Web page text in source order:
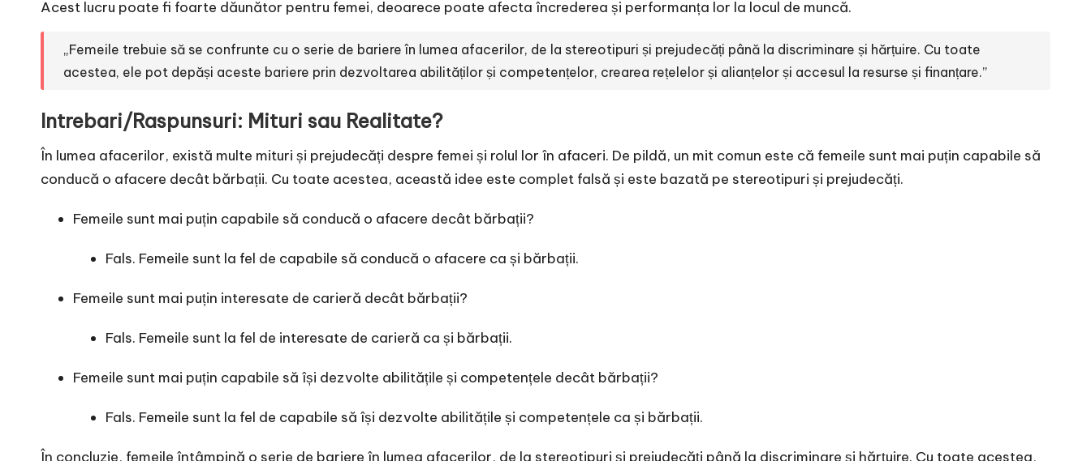
Acest lucru poate fi foarte dăunător pentru femei, deoarece poate afecta încrederea și performanța lor la locul de muncă.
„Femeile trebuie să se confrunte cu o serie de bariere în lumea afacerilor, de la stereotipuri și prejudecăți până la discriminare și hărțuire. Cu toate
acestea, ele pot depăși aceste bariere prin dezvoltarea abilităților și competențelor, crearea rețelelor și alianțelor și accesul la resurse și finanțare.”
Intrebari/Raspunsuri: Mituri sau Realitate?
În lumea afacerilor, există multe mituri și prejudecăți despre femei și rolul lor în afaceri. De pildă, un mit comun este că femeile sunt mai puțin capabile să
conducă o afacere decât bărbații. Cu toate acestea, această idee este complet falsă și este bazată pe stereotipuri și prejudecăți.
Femeile sunt mai puțin capabile să conducă o afacere decât bărbații?
Fals. Femeile sunt la fel de capabile să conducă o afacere ca și bărbații.
Femeile sunt mai puțin interesate de carieră decât bărbații?
Fals. Femeile sunt la fel de interesate de carieră ca și bărbații.
Femeile sunt mai puțin capabile să își dezvolte abilitățile și competențele decât bărbații?
Fals. Femeile sunt la fel de capabile să își dezvolte abilitățile și competențele ca și bărbații.
În concluzie, femeile întâmpină o serie de bariere în lumea afacerilor, de la stereotipuri și prejudecăți până la discriminare și hărțuire. Cu toate acestea,